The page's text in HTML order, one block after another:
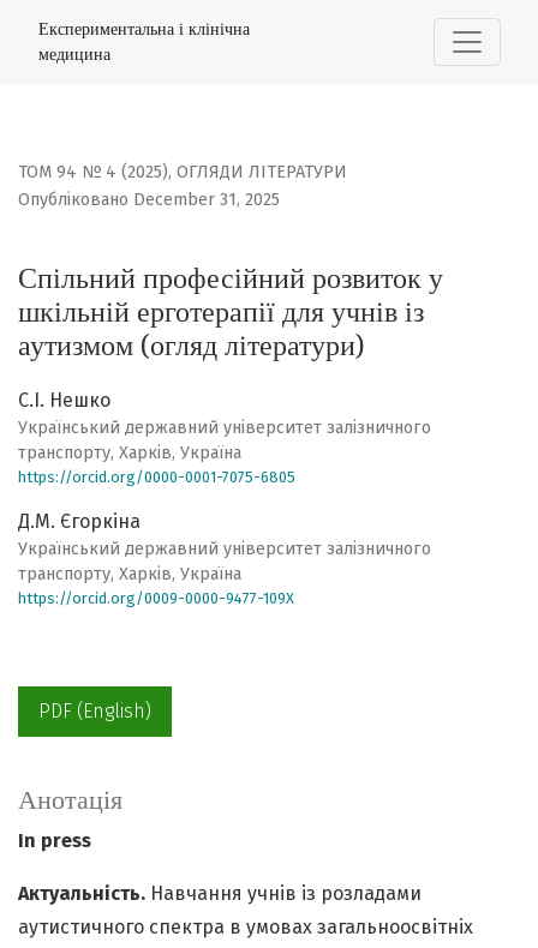
Спільний професійний розвиток у шкільній
Експериментальна і клінічна
медицина
ТОМ 94 № 4 (2025), ОГЛЯДИ ЛІТЕРАТУРИ
Спільний професійний розвиток у
шкільній ерготерапії для учнів із
аутизмом (огляд літератури)
Опубліковано December 31, 2025
С.І. Нешко
Український державний університет залізничного
транспорту, Харків, Україна
https://orcid.org/0000-0001-7075-6805
Д.М. Єгоркіна
Український державний університет залізничного
транспорту, Харків, Україна
https://orcid.org/0009-0000-9477-109X
PDF (English)
Анотація
In press
Актуальність. Навчання учнів із розладами
аутистичного спектра в умовах загальноосвітніх